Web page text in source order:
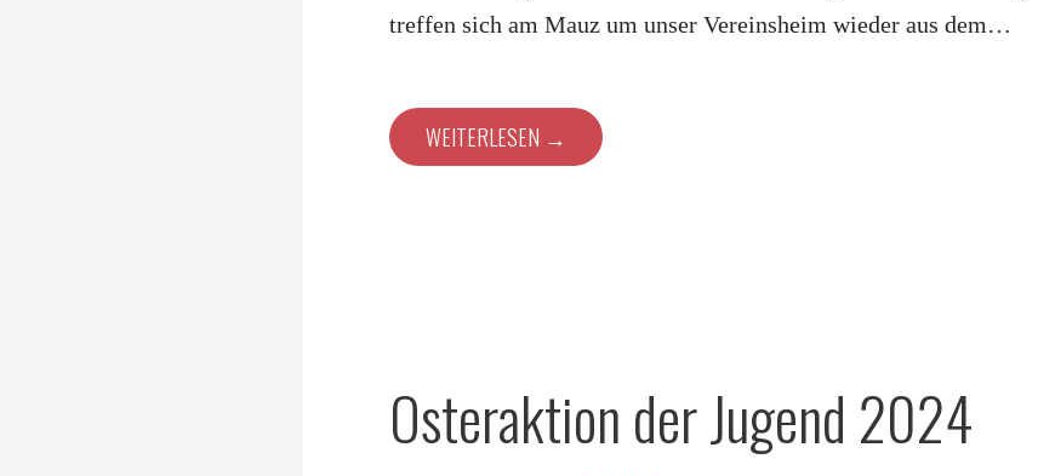
treffen sich am Mauz um unser Vereinsheim wieder aus dem…
WEITERLESEN →
Osteraktion der Jugend 2024